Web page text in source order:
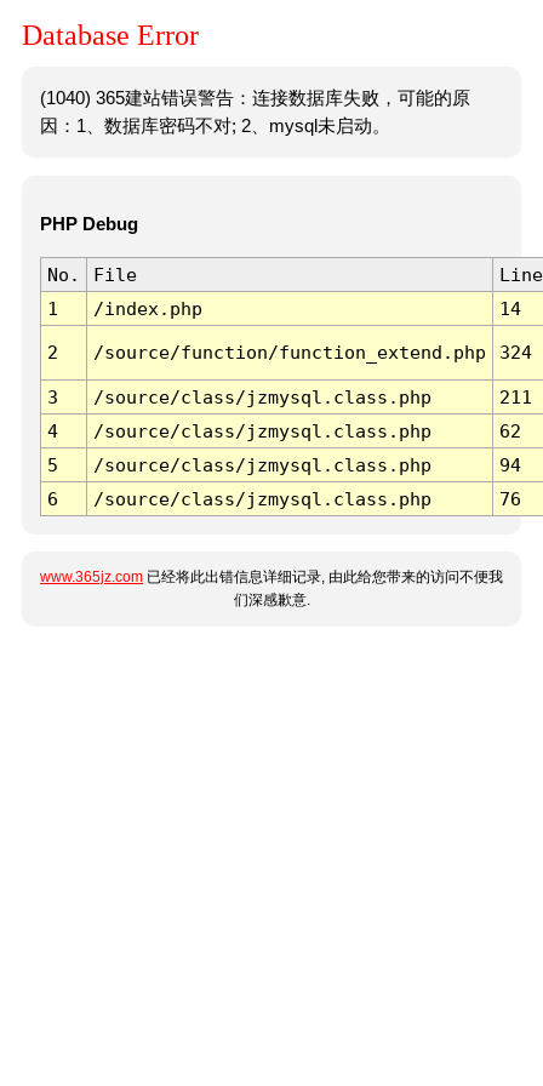
Database Error
(1040) 365建站错误警告：连接数据库失败，可能的原
因：1、数据库密码不对; 2、mysql未启动。
PHP Debug
No. File
Line
1
/index.php 14
2 /source/function/function_extend.php 324
3 /source/class/jzmysql.class.php
211
4
/source/class/jzmysql.class.php
62
5
/source/class/jzmysql.class.php
94
6
/source/class/jzmysql.class.php 76
www.365jz.com 已经将此出错信息详细记录, 由此给您带来的访问不便我
们深感歉意.